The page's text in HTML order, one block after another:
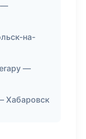
—
на-
—
Хабаровск